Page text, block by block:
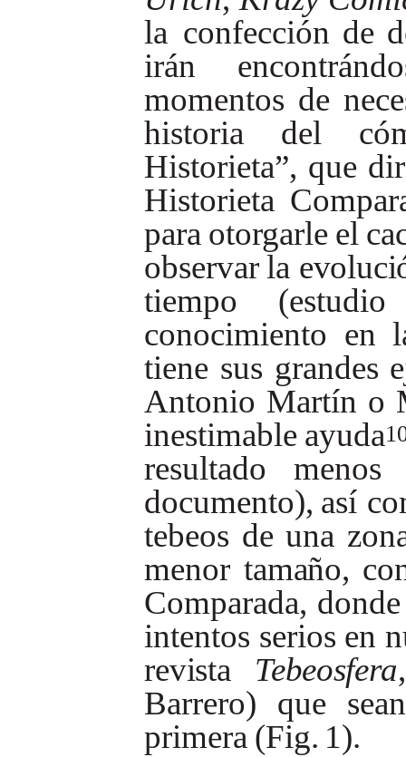
la confección de
irán
momentos de
historia
del
Historieta”, que
Historieta
para otorgarle el
observar la
tiempo
(estudio
conocimiento en
tiene sus grandes
Antonio Martín o
inestimable ayuda
resultado
menos
documento), así
tebeos de una
menor tamaño,
Comparada, donde
intentos serios en
revista
Tebeosfera,
Barrero)
que sean
primera (Fig. 1).